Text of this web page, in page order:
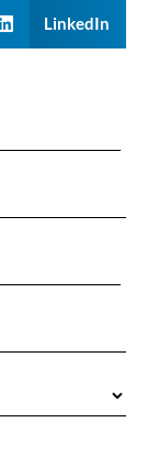
LinkedIn